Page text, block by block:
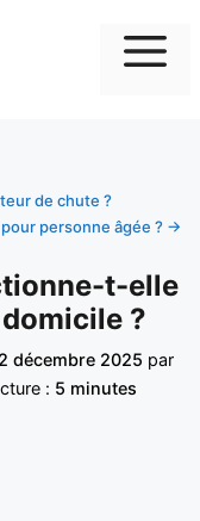
de chute ?
personne âgée ? →
t-elle
?
décembre 2025 par
: 5 minutes